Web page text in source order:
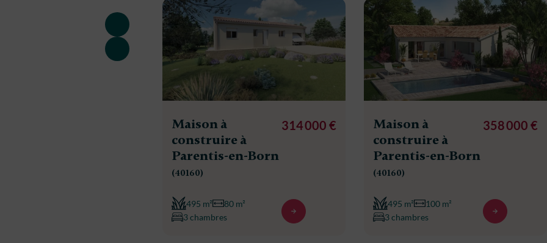
Maison à
construire à
Parentis-en-Born
(40160)
495 m²
80 m²
3 chambres
314 000 €
Maison à
construire à
Parentis-en-Born
(40160)
495 m²
100 m²
3 chambres
358 000 €